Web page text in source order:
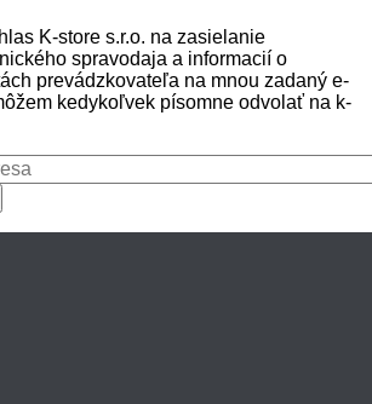
K-store s.r.o. na zasielanie
spravodaja a informacií o
prevádzkovateľa na mnou zadaný e-
kedykoľvek písomne odvolať na k-